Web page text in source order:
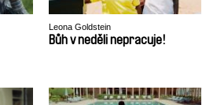
Leona Goldstein
Bůh v neděli nepracuje!